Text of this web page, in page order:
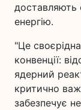
доставляють
енергію.
"Це
конвенції:
ядерний
критично
забезпечує